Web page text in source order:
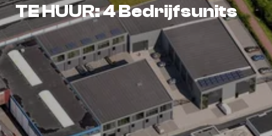
TE HUUR: 4 Bedrijfsunits